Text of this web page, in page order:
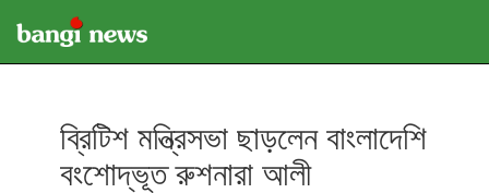
ব্রিটিশ মন্ত্রিসভা ছাড়লেন বাংলাদেশি
বংশোদ্ভূত রুশনারা আলী